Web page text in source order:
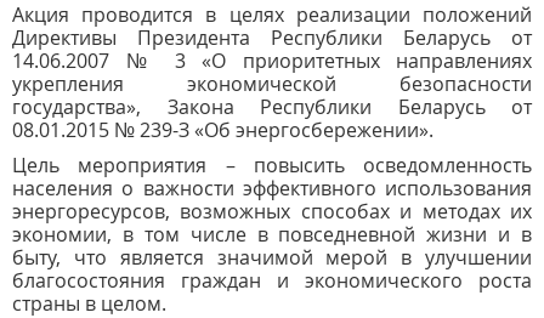
Акция проводится в целях реализации положений
Директивы Президента Республики Беларусь от
14.06.2007 № 3 «О приоритетных направлениях
укрепления экономической безопасности
государства», Закона Республики Беларусь от
08.01.2015 № 239-З «Об энергосбережении».
Цель мероприятия – повысить осведомленность
населения о важности эффективного использования
энергоресурсов, возможных способах и методах их
экономии, в том числе в повседневной жизни и в
быту, что является значимой мерой в улучшении
благосостояния граждан и экономического роста
страны в целом.